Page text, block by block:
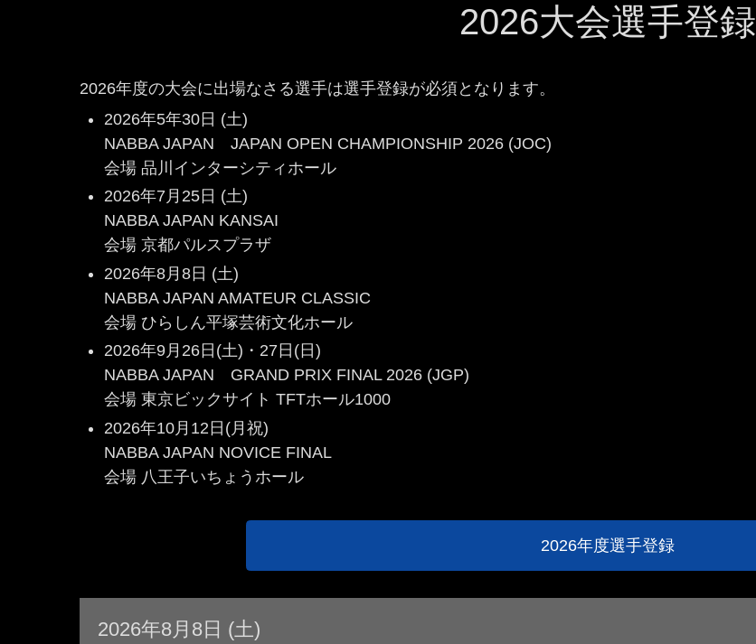
2026大会選手登録
2026年度の大会に出場なさる選手は選手登録が必須となります。
2026年5年30日 (土)
NABBA JAPAN JAPAN OPEN CHAMPIONSHIP 2026 (JOC)
会場 品川インターシティホール
2026年7月25日 (土)
NABBA JAPAN KANSAI
会場 京都パルスプラザ
2026年8月8日 (土)
NABBA JAPAN AMATEUR CLASSIC
会場 ひらしん平塚芸術文化ホール
2026年9月26日(土)・27日(日)
NABBA JAPAN GRAND PRIX FINAL 2026 (JGP)
会場 東京ビックサイト TFTホール1000
2026年10月12日(月祝)
NABBA JAPAN NOVICE FINAL
会場 八王子いちょうホール
2026年度選手登録
2026年8月8日 (土)